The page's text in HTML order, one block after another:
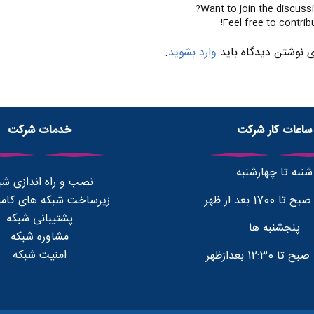
Want to join the
Feel free to
نوشتن دیدگاه باید وارد بشوید.
ساعات کار شرکت
شنبه تا چهارشنبه
پنجشنبه ها
خدمات شرکت
نصب و راه اندازی
زیرساخت شبکه های
پشتیبانی شبکه
مشاوره شبکه
امنیت شبکه